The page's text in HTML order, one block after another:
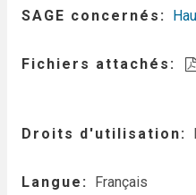
SAGE concernés
Fichiers attachés
Droits d'utilisation
Langue Français